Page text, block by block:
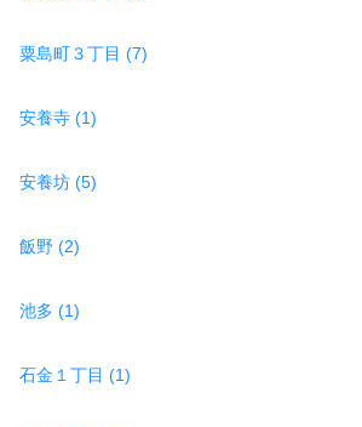
粟島町３丁目 (7)
安養寺 (1)
安養坊 (5)
飯野 (2)
池多 (1)
石金１丁目 (1)